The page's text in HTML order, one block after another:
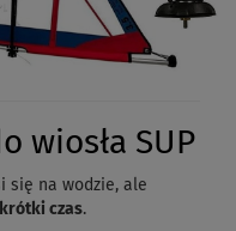
wiosła SUP
się na wodzie, ale
czas.